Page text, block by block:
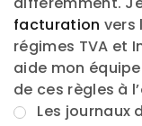
facturation vers
régimes TVA et
aide mon
de ces règles à
Les journaux